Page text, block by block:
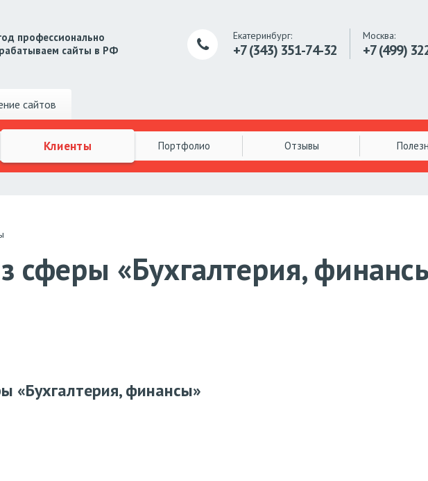
профессионально
сайты в РФ
Екатеринбург:
+7 (343) 351-74-32
Москва:
+7 (499)
сайтов
Клиенты Портфолио Отзывы
сферы «Бухгалтерия,
«Бухгалтерия, финансы»